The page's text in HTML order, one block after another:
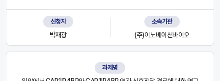
신청자
박재광
소속기관
(주)이노베이션바이오
과제명